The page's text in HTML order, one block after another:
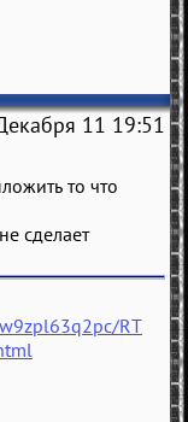
11 19:51
то что
сделает
RT